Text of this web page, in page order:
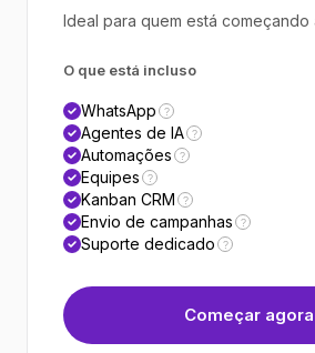
Ideal para quem está começando
O que está incluso
WhatsApp ?
Agentes de IA ?
Automações ?
Equipes ?
Kanban CRM ?
Envio de campanhas ?
Suporte dedicado ?
Começar agora